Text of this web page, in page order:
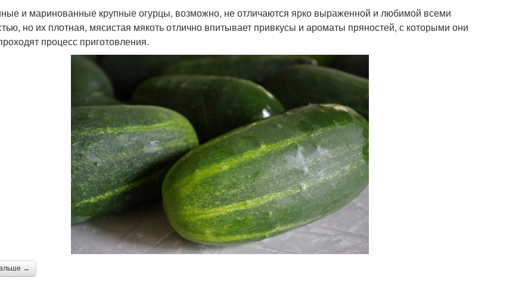
и маринованные крупные огурцы, возможно, не отличаются ярко выраженной и любимой всеми
но их плотная, мясистая мякоть отлично впитывает привкусы и ароматы пряностей, с которыми они
процесс приготовления.
→